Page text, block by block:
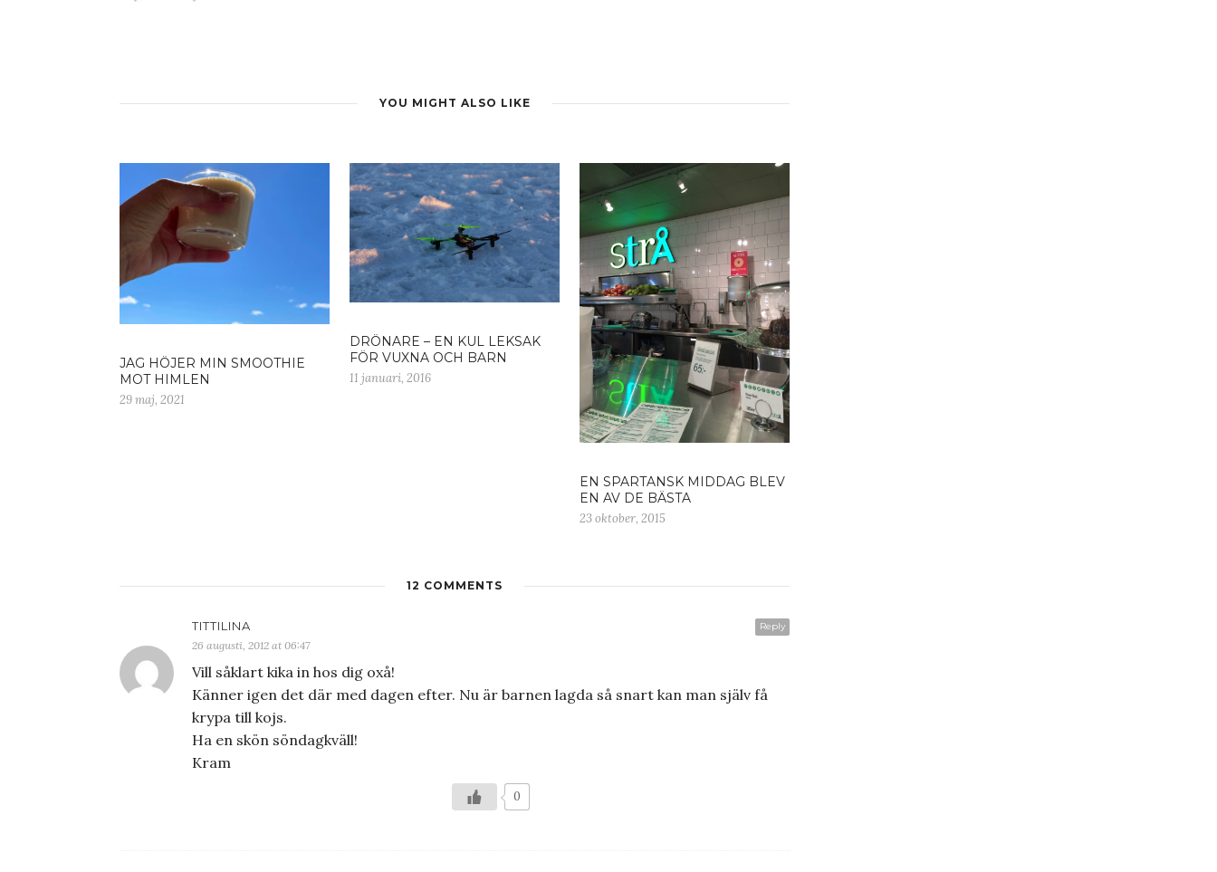
YOU MIGHT ALSO LIKE
JAG HÖJER MIN SMOOTHIE
MOT HIMLEN
29 maj, 2021
DRÖNARE – EN KUL LEKSAK
FÖR VUXNA OCH BARN
11 januari, 2016
EN SPARTANSK MIDDAG BLEV
EN AV DE BÄSTA
23 oktober, 2015
12 COMMENTS
Reply
TITTILINA
26 augusti, 2012 at 06:47
Vill såklart kika in hos dig oxå!
Känner igen det där med dagen efter. Nu är barnen lagda så snart kan man själv få
krypa till kojs.
Ha en skön söndagkväll!
Kram
0